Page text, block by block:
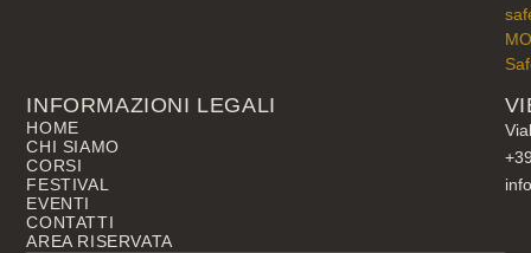
INFORMAZIONI LEGALI
HOME
CHI SIAMO
CORSI
FESTIVAL
EVENTI
CONTATTI
AREA RISERVATA